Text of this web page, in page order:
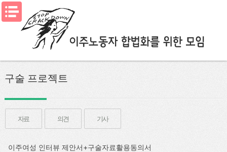
메뉴열기
구술 프로젝트
자료 의견 기사
이주여성 인터뷰 제안서+구술자료활용동의서